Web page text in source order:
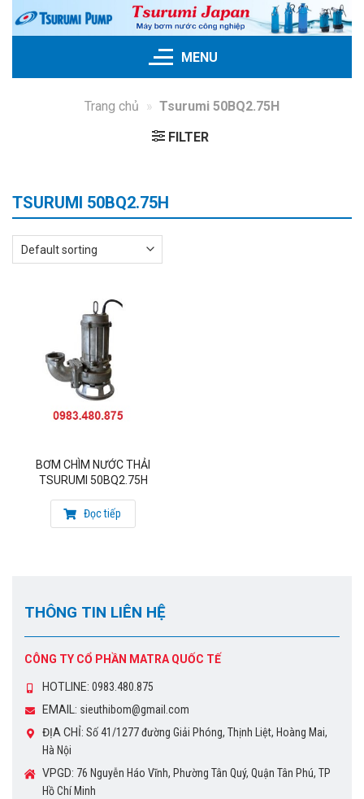
Skip
MENU
Trang chủ » Tsurumi 50BQ2.75H
FILTER
TSURUMI 50BQ2.75H
BƠM CHÌM NƯỚC THẢI
TSURUMI 50BQ2.75H
Đọc tiếp
THÔNG TIN LIÊN HỆ
CÔNG TY CỔ PHẦN MATRA QUỐC TẾ
HOTLINE: 0983.480.875
EMAIL: sieuthibom@gmail.com
ĐỊA CHỈ: Số 41/1277 đường Giải Phóng, Thịnh Liệt, Hoàng Mai,
Hà Nội
VPGD: 76 Nguyễn Háo Vĩnh, Phường Tân Quý, Quận Tân Phú, TP
Hồ Chí Minh